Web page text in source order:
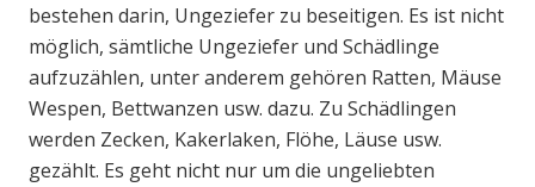
bestehen darin, Ungeziefer zu beseitigen. Es ist nicht
möglich, sämtliche Ungeziefer und Schädlinge
aufzuzählen, unter anderem gehören Ratten, Mäuse
Wespen, Bettwanzen usw. dazu. Zu Schädlingen
werden Zecken, Kakerlaken, Flöhe, Läuse usw.
gezählt. Es geht nicht nur um die ungeliebten